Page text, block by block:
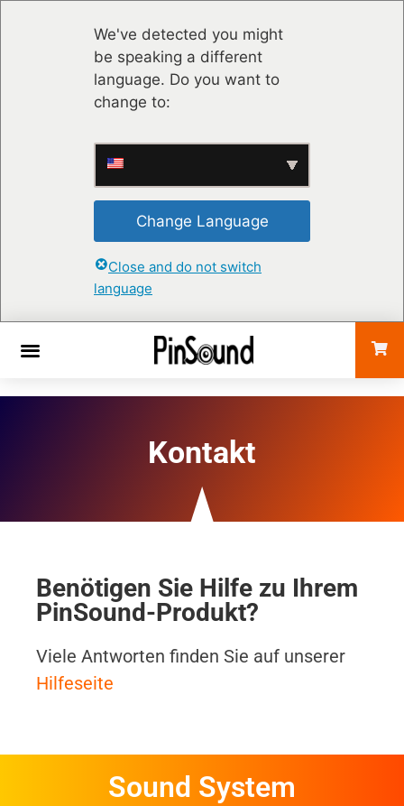
We've detected you might
be speaking a different
language. Do you want to
change to:
Change Language
Close and do not switch
language
Kontakt
Benötigen Sie Hilfe zu Ihrem
PinSound-Produkt?
Viele Antworten finden Sie auf unserer
Hilfeseite
Sound System